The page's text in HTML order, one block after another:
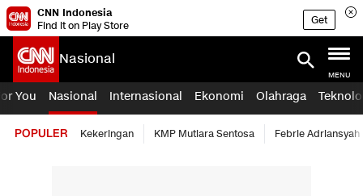
CNN Indonesia
Find it on Play Store
Get
Nasional
MENU
You Nasional Internasional Ekonomi Olahraga
POPULER Kekeringan KMP Mutiara Sentosa Febrie Adriansyah